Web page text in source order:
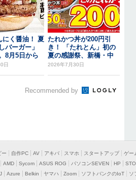
にく醤油！ 夏
バーガー」
8月5日から
日
たれかつ丼が200円引
き！ 「たれとん」初の
夏の感謝祭、新橋・中
野北口で開催
2026年7月30日
Recommended by
ー 自作PC AV アキバ スマホ スタートアップ ゲー
AMD Sycom ASUS ROG パソコンSEVEN HP
Azure Belkin ヤマハ Zoom ソフトバンクのIoT
ソ